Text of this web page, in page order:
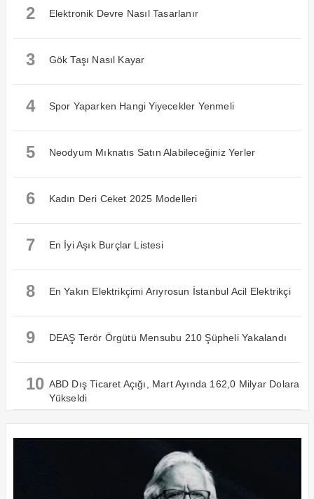
2 Elektronik Devre Nasıl Tasarlanır
3 Gök Taşı Nasıl Kayar
4 Spor Yaparken Hangi Yiyecekler Yenmeli
5 Neodyum Mıknatıs Satın Alabileceğiniz Yerler
6 Kadın Deri Ceket 2025 Modelleri
7 En İyi Aşık Burçlar Listesi
8 En Yakın Elektrikçimi Arıyrosun İstanbul Acil Elektrikçi
9 DEAŞ Terör Örgütü Mensubu 210 Şüpheli Yakalandı
10 ABD Dış Ticaret Açığı, Mart Ayında 162,0 Milyar Dolara
Yükseldi